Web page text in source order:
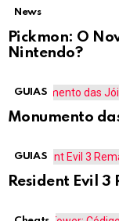
News
Pickmon: O
Nintendo?
GUIAS
Monumento
GUIAS
Resident Evil 3